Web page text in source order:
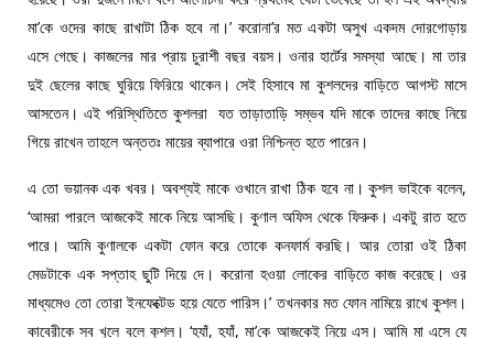
মা’কে ওদের কাছে রাখাটা ঠিক হবে না।’ করোনা’র মত একটা অসুখ একদম দোরগোড়ায়
এসে গেছে। কাজলের মার প্রায় চুরাশী বছর বয়স। ওনার হার্টের সমস্যা আছে। মা তার
দুই ছেলের কাছে ঘুরিয়ে ফিরিয়ে থাকেন। সেই হিসাবে মা কুশলদের বাড়িতে আগস্ট মাসে
আসতেন। এই পরিস্থিতিতে কুশলরা যত তাড়াতাড়ি সম্ভব যদি মাকে তাদের কাছে নিয়ে
গিয়ে রাখেন তাহলে অন্ততঃ মায়ের ব্যাপারে ওরা নিশ্চিন্ত হতে পারেন।
এ তো ভয়ানক এক খবর। অবশ্যই মাকে ওখানে রাখা ঠিক হবে না। কুশল ভাইকে বলেন,
‘আমরা পারলে আজকেই মাকে নিয়ে আসছি। কুণাল অফিস থেকে ফিরুক। একটু রাত হতে
পারে। আমি কুণালকে একটা ফোন করে তোকে কনফার্ম করছি। আর তোরা ওই ঠিকা
মেডটাকে এক সপ্তাহ ছুটি দিয়ে দে। করোনা হওয়া লোকের বাড়িতে কাজ করেছে। ওর
মাধ্যমেও তো তোরা ইনফেক্টেড হয়ে যেতে পারিস।’ তখনকার মত ফোন নামিয়ে রাখে কুশল।
কাবেরীকে সব খুলে বলে কুশল। ‘হ্যাঁ, হ্যাঁ, মা’কে আজকেই নিয়ে এস। আমি মা এসে যে